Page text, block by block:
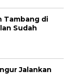
Tambang di
Sudah
Jalankan